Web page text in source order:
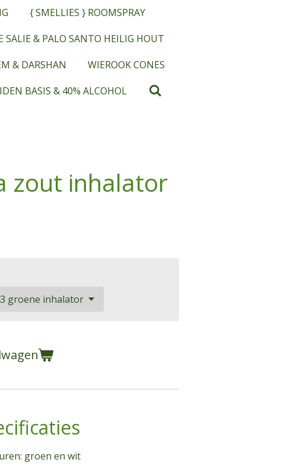
{ SMELLIES } ROOMSPRAY
SALIE & PALO SANTO HEILIG HOUT
& DARSHAN
WIEROOK CONES
BASIS & 40% ALCOHOL
zout inhalator
groen en wit